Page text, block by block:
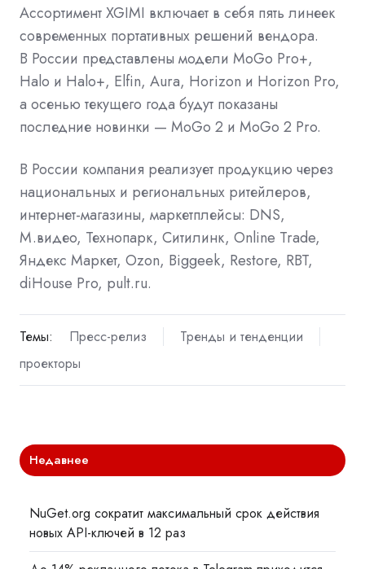
Ассортимент XGIMI включает в себя пять линеек
современных портативных решений вендора.
В России представлены модели MoGo Pro+,
Halo и Halo+, Elfin, Aura, Horizon и Horizon Pro,
а осенью текущего года будут показаны
последние новинки — MoGo 2 и MoGo 2 Pro.
В России компания реализует продукцию через
национальных и региональных ритейлеров,
интернет-магазины, маркетплейсы: DNS,
М.видео, Технопарк, Ситилинк, Online Trade,
Яндекс Маркет, Ozon, Biggeek, Restore, RBT,
diHouse Pro, pult.ru.
Темы: Пресс-релиз
Тренды и тенденции
проекторы
Недавнее
NuGet.org сократит максимальный срок действия
новых API-ключей в 12 раз